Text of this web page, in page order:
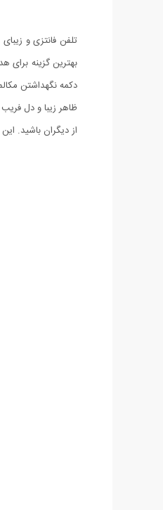
تلفن فانتزی و
بهترین گزینه
دکمه نگهداشتن مکالمه،
ظاهر زیبا و دل
از دیگران باشید.